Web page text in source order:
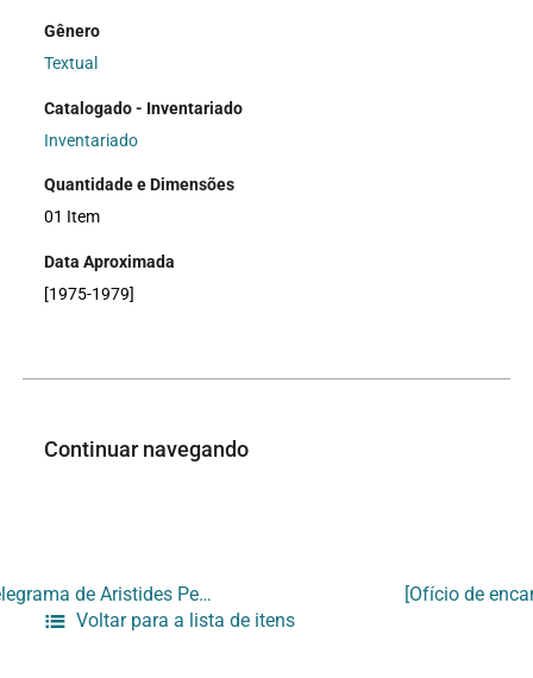
Gênero
Textual
Catalogado - Inventariado
Inventariado
Quantidade e Dimensões
01 Item
Data Aproximada
[1975-1979]
Continuar navegando
[Telegrama de Aristides Peixoto Filho]
Voltar para a lista de itens